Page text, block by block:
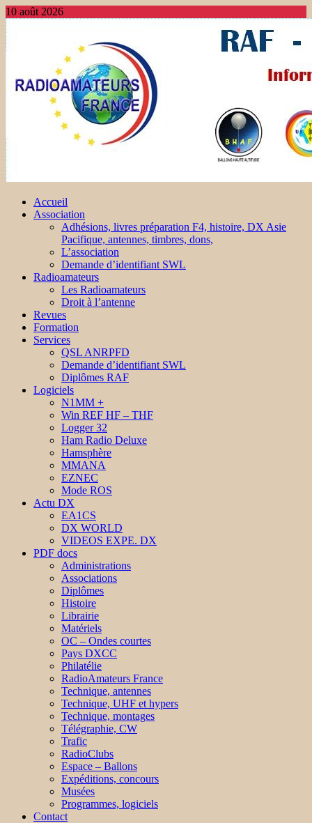
10 août 2026
Accueil
Association
Adhésions, livres préparation F4, histoire, DX Asie
Pacifique, antennes, timbres, dons,
L’association
Demande d’identifiant SWL
Radioamateurs
Les Radioamateurs
Droit à l’antenne
Revues
Formation
Services
QSL ANRPFD
Demande d’identifiant SWL
Diplômes RAF
Logiciels
N1MM +
Win REF HF – THF
Logger 32
Ham Radio Deluxe
Hamsphère
MMANA
EZNEC
Mode ROS
Actu DX
EA1CS
DX WORLD
VIDEOS EXPE. DX
PDF docs
Administrations
Associations
Diplômes
Histoire
Librairie
Matériels
OC – Ondes courtes
Pays DXCC
Philatélie
RadioAmateurs France
Technique, antennes
Technique, UHF et hypers
Technique, montages
Télégraphie, CW
Trafic
RadioClubs
Espace – Ballons
Expéditions, concours
Musées
Programmes, logiciels
Contact